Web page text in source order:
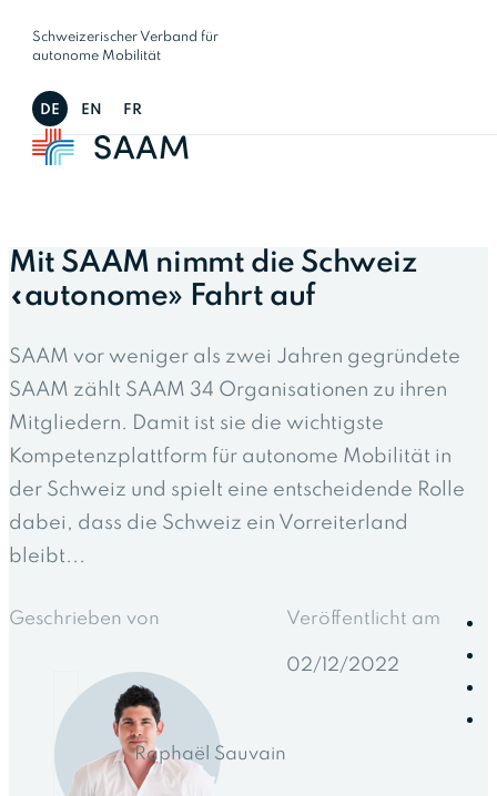
Schweizerischer Verband für
autonome Mobilität
DE EN FR
Mit SAAM nimmt die Schweiz
«autonome» Fahrt auf
SAAM vor weniger als zwei Jahren gegründete
SAAM zählt SAAM 34 Organisationen zu ihren
Mitgliedern. Damit ist sie die wichtigste
Kompetenzplattform für autonome Mobilität in
der Schweiz und spielt eine entscheidende Rolle
dabei, dass die Schweiz ein Vorreiterland
bleibt...
Geschrieben von
Raphaël Sauvain
Veröffentlicht am
02/12/2022